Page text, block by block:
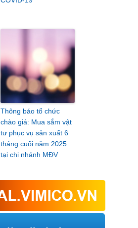
Thông báo tổ chức
chào giá: Mua sắm vật
tư phục vụ sản xuất 6
tháng cuối năm 2025
tại chi nhánh MĐV